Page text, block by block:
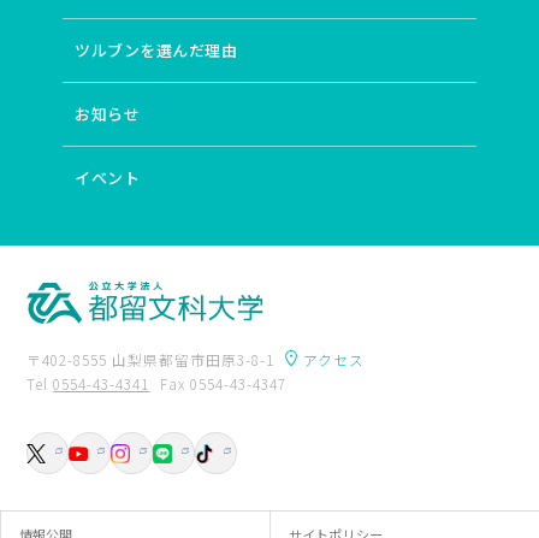
入試資料請求
交通アクセス
ツルブンを選んだ理由
お知らせ
イベント
〒402-8555 山梨県都留市田原3-8-1
アクセス
Tel0554-43-4341 Fax 0554-43-4347